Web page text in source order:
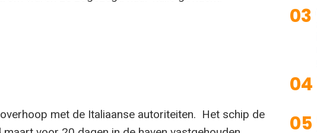
met de Italiaanse autoriteiten. Het schip de
03
04
05